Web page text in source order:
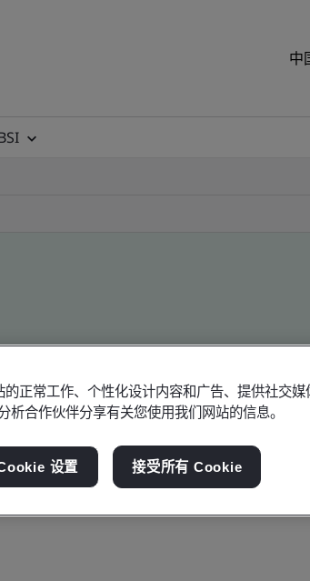
中
正常工作、个性化设计内容和广告、提供社交媒
析合作伙伴分享有关您使用我们网站的信息。
设置 接受所有 Cookie